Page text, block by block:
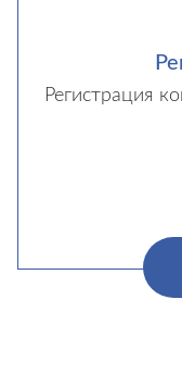
Регистрация